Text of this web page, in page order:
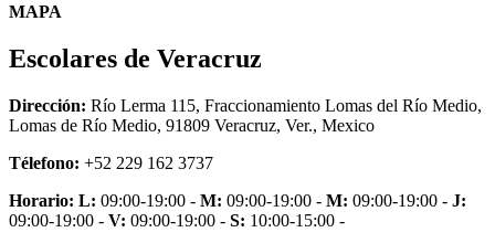
MAPA
Escolares de Veracruz
Dirección: Río Lerma 115, Fraccionamiento Lomas del Río Medio,
Lomas de Río Medio, 91809 Veracruz, Ver., Mexico
Télefono: +52 229 162 3737
Horario: L: 09:00-19:00 - M: 09:00-19:00 - M: 09:00-19:00 - J:
09:00-19:00 - V: 09:00-19:00 - S: 10:00-15:00 -